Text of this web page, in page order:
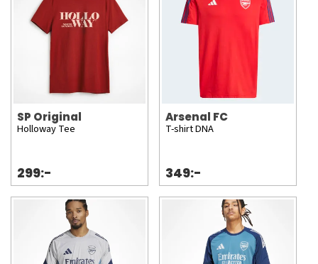
SP Original
Holloway Tee
299:-
Arsenal FC
T-shirt DNA
349:-